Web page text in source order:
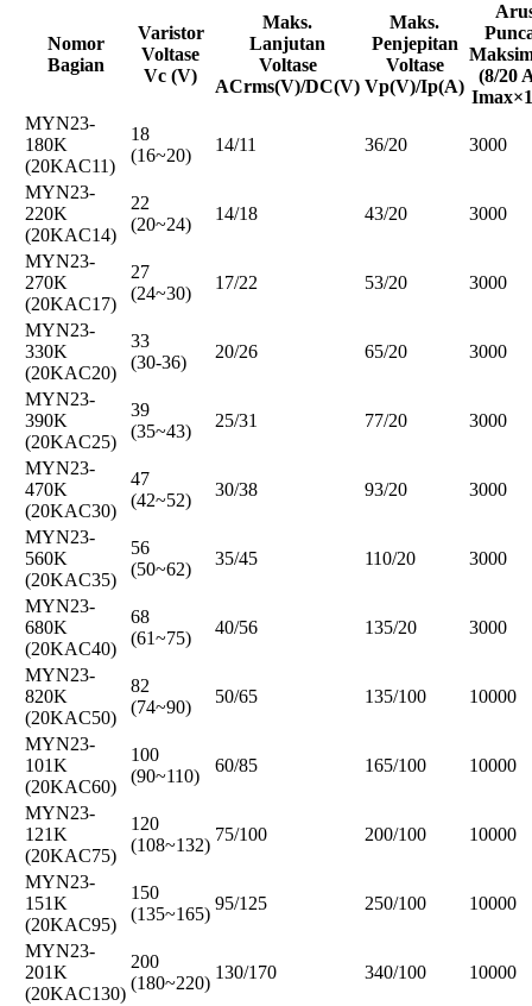
Nomor
Bagian
Varistor
Voltase
Vc (V)
Maks.
Lanjutan
Voltase
ACrms(V)/DC(V)
Maks.
Penjepitan
Voltase
Vp(V)/Ip(A)
(8/20
MYN23-
180K
(20KAC11)
18
(16~20)
14/11 36/20 3000
MYN23-
220K
(20KAC14)
22
(20~24)
14/18 43/20 3000
MYN23-
270K
(20KAC17)
27
(24~30)
17/22 53/20 3000
MYN23-
330K
(20KAC20)
33
(30-36)
20/26 65/20 3000
MYN23-
390K
(20KAC25)
39
(35~43)
25/31 77/20 3000
MYN23-
470K
(20KAC30)
47
(42~52)
30/38 93/20 3000
MYN23-
560K
(20KAC35)
56
(50~62)
35/45 110/20 3000
MYN23-
680K
(20KAC40)
68
(61~75)
40/56 135/20 3000
MYN23-
820K
(20KAC50)
82
(74~90)
50/65 135/100 10000
MYN23-
101K
(20KAC60)
100
(90~110)
60/85 165/100 10000
MYN23-
121K
(20KAC75)
120
(108~132)
75/100 200/100 10000
MYN23-
151K
(20KAC95)
150
(135~165)
95/125 250/100 10000
MYN23-
201K
(20KAC130)
200
(180~220)
130/170 340/100 10000